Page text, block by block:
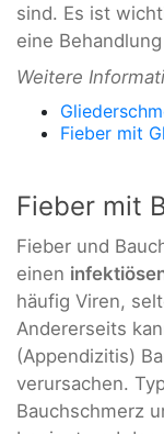
sind. Es ist
eine
Weitere
Fieber mit
Fieber mit
Fieber und
einen
häufig Viren,
Andererseits
(Appendizitis)
verursachen.
Bauchschmerz